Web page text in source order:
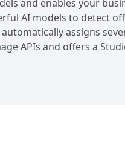
and enables your
AI models to detect
assigns
APIs and offers a